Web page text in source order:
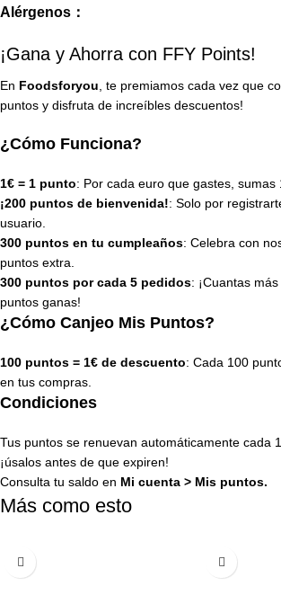
Alérgenos：
¡Gana y Ahorra con FFY Points!
En Foodsforyou, te premiamos cada vez que
puntos y disfruta de increíbles descuentos!
¿Cómo Funciona?
1€ = 1 punto: Por cada euro que gastes, sumas
¡200 puntos de bienvenida!: Solo por
usuario.
300 puntos en tu cumpleaños: Celebra con
puntos extra.
300 puntos por cada 5 pedidos: ¡Cuantas
puntos ganas!
¿Cómo Canjeo Mis Puntos?
100 puntos = 1€ de descuento: Cada 100
en tus compras.
Condiciones
Tus puntos se renuevan automáticamente cada
¡úsalos antes de que expiren!
Consulta tu saldo en Mi cuenta > Mis puntos.
Más como esto